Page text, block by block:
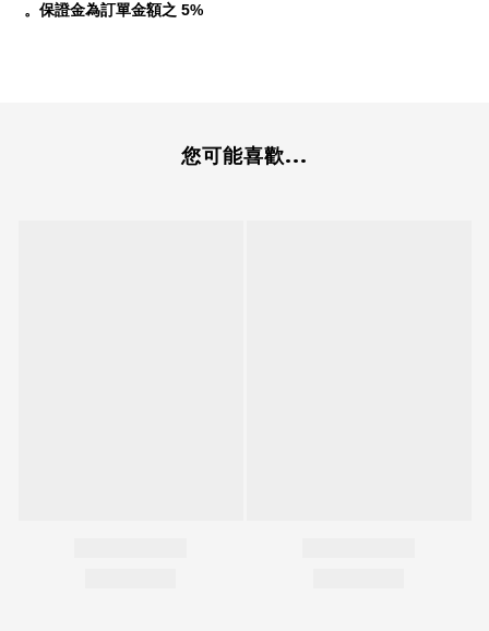
。保證金為訂單金額之 5%
您可能喜歡...